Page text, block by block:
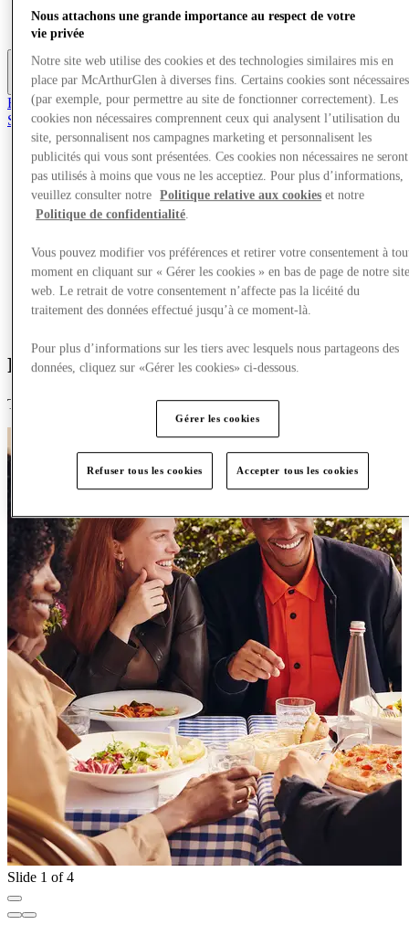
Cartes cadeaux
Carte du Centre
Plus
Rejoignez le Club
Sauvé
fr
Magasins
Offres
Planifiez votre visite
Quoi de neuf
Services
Cartes cadeaux
Carte du Centre
Planifiez votre prochaine visite
Tout ce dont vous avez besoin pour planifier une visite se trouve ici.
Slide 1 of 4
Nous attachons une grande importance au respect de votre
vie privée
Notre site web utilise des cookies et des technologies similaires mis en
place par McArthurGlen à diverses fins. Certains cookies sont nécessaires
(par exemple, pour permettre au site de fonctionner correctement). Les
cookies non nécessaires comprennent ceux qui analysent l’utilisation du
site, personnalisent nos campagnes marketing et personnalisent les
publicités qui vous sont présentées. Ces cookies non nécessaires ne seront
pas utilisés à moins que vous ne les acceptiez. Pour plus d’informations,
veuillez consulter notre
Politique relative aux cookies et notre
Politique de confidentialité.
Vous pouvez modifier vos préférences et retirer votre consentement à
moment en cliquant sur « Gérer les cookies » en bas de page de notre
web. Le retrait de votre consentement n’affecte pas la licéité du
traitement des données effectué jusqu’à ce moment-là.
Pour plus d’informations sur les tiers avec lesquels nous partageons des
données, cliquez sur «Gérer les cookies» ci-dessous.
Gérer les cookies
Refuser tous les cookies Accepter tous les cookies